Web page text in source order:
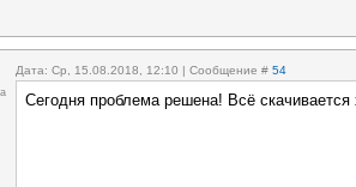
Дата: Ср, 15.08.2018, 12:10 | Сообщение # 54
Сегодня проблема решена! Всё